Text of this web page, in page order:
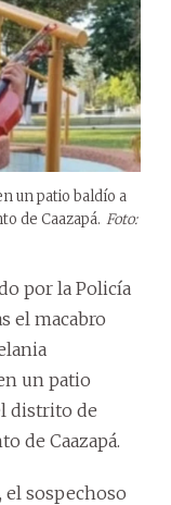
un patio baldío a
de Caazapá. Foto:
por la Policía
el macabro
un patio
distrito de
de Caazapá.
sospechoso